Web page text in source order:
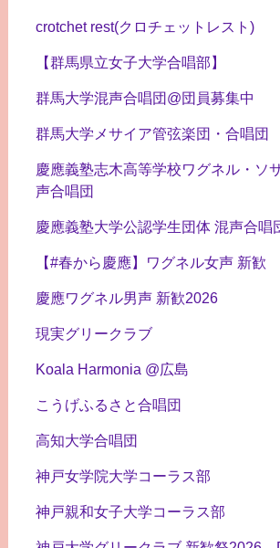
crotchet rest(クロチェットレスト)
【群馬県立女子大学合唱部】
群馬大学混声合唱団@団員募集中
群馬大学メサイア管弦楽団・合唱団
慶應義塾志木高等学校ワグネル・ソ
声合唱団
慶應義塾大学公認学生団体 混声合唱
【#春から慶應】ワグネル女声 新歓
慶應ワグネル男声 新歓2026
現実グリークラブ
Koala Harmonia @広島
こうげふるさと合唱団
高知大学合唱団
神戸女学院大学コーラス部
神戸親和女子大学コーラス部